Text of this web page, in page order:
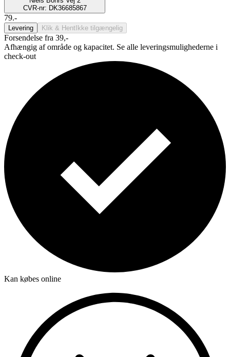
CVR-nr: DK36685867
79.-
Levering Klik & Hent Ikke tilgængelig
Forsendelse fra 39,-
Afhængig af område og kapacitet. Se alle leveringsmulighederne i
check-out
Kan købes online